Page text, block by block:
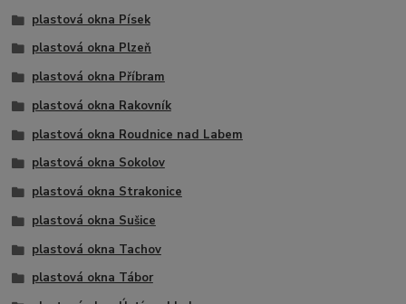
plastová okna Písek
plastová okna Plzeň
plastová okna Příbram
plastová okna Rakovník
plastová okna Roudnice nad Labem
plastová okna Sokolov
plastová okna Strakonice
plastová okna Sušice
plastová okna Tachov
plastová okna Tábor